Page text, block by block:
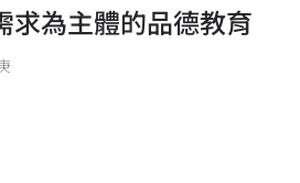
求為主體的品德教育